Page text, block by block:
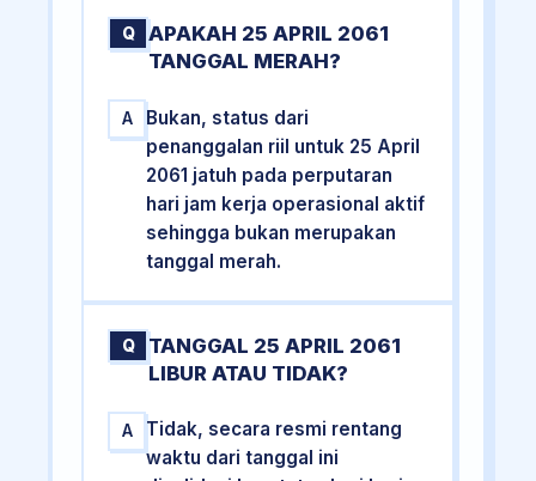
Q
APAKAH 25 APRIL 2061
TANGGAL MERAH?
A
Bukan, status dari
penanggalan riil untuk 25 April
2061 jatuh pada perputaran
hari jam kerja operasional aktif
sehingga bukan merupakan
tanggal merah.
Q
TANGGAL 25 APRIL 2061
LIBUR ATAU TIDAK?
A
Tidak, secara resmi rentang
waktu dari tanggal ini